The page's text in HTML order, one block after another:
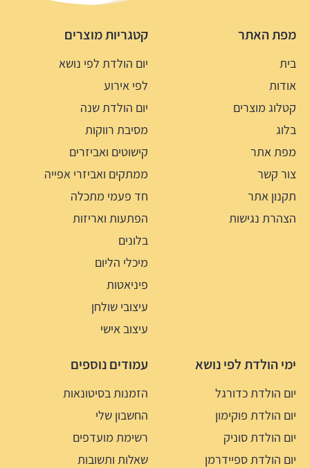
מפת האתר
בית
אודות
קטלוג מוצרים
בלוג
מפת אתר
צור קשר
תקנון אתר
הצהרת נגישות
קטגריות מוצרים
יום הולדת לפי נושא
לפי אירוע
יום הולדת שנה
מסיבת רווקות
קישוטים ואביזרים
ממתקים ואביזרי אפייה
חד פעמי מתכלה
הפתעות ואריזות
בלונים
מיכלי הליום
פיניאטות
עיצובי שולחן
עיצוב אישי
ימי הולדת לפי נושא
יום הולדת כדורגל
יום הולדת פוקימון
יום הולדת סוניק
יום הולדת ספיידרמן
עמודים נוספים
הזמנות בסיטונאות
החשבון שלי
רשימת מועדפים
שאלות ותשובות